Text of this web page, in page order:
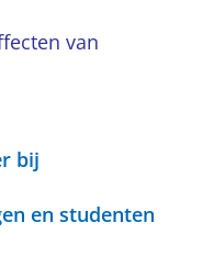
van
bij
en studenten